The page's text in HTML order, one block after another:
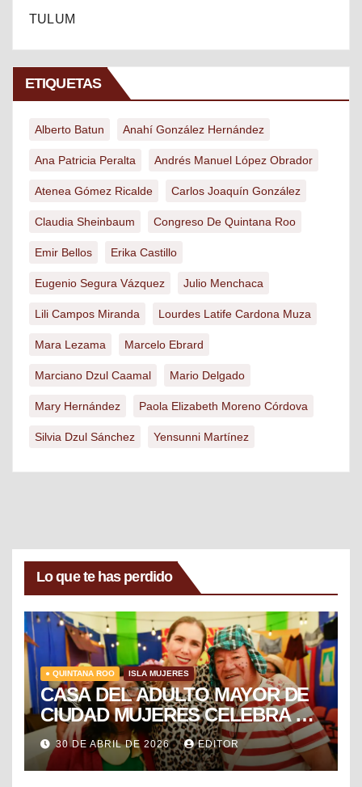
TULUM
ETIQUETAS
Alberto Batun Anahí González Hernández
Ana Patricia Peralta Andrés Manuel López Obrador
Atenea Gómez Ricalde Carlos Joaquín González
Claudia Sheinbaum Congreso De Quintana Roo
Emir Bellos Erika Castillo
Eugenio Segura Vázquez Julio Menchaca
Lili Campos Miranda Lourdes Latife Cardona Muza
Mara Lezama Marcelo Ebrard
Marciano Dzul Caamal Mario Delgado
Mary Hernández Paola Elizabeth Moreno Córdova
Silvia Dzul Sánchez Yensunni Martínez
Lo que te has perdido
● QUINTANA ROO ISLA MUJERES
CASA DEL ADULTO MAYOR DE
CIUDAD MUJERES CELEBRA EL
DÍA DEL NIÑO Y LA NIÑA CON
PUESTA EN ESCENA DE LA
VECINDAD DEL CHAVO
30 DE ABRIL DE 2026 EDITOR